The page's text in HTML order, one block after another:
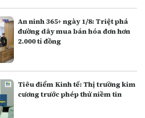
An ninh 365+ ngày 1/8: Triệt phá
đường dây mua bán hóa đơn hơn
2.000 tỉ đồng
Tiêu điểm Kinh tế: Thị trường kim
cương trước phép thử niềm tin